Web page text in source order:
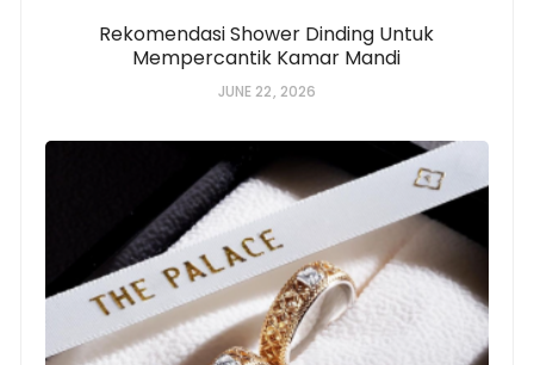
Rekomendasi Shower Dinding Untuk
Mempercantik Kamar Mandi
JUNE 22, 2026